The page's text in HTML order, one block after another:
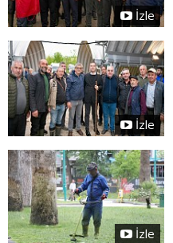
İzle
İzle
İzle